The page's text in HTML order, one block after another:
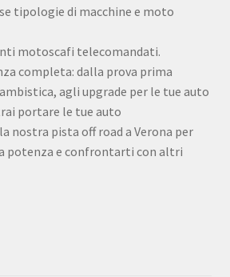
tipologie di macchine e moto
motoscafi telecomandati.
completa: dalla prova prima
agli upgrade per le tue auto
portare le tue auto
nostra pista off road a Verona per
potenza e confrontarti con altri